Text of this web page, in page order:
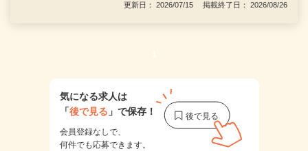
更新日： 2026/07/15 掲載終了日： 2026/08/26
1
気になる求人は
「後で見る 」で保存！
会員登録なしで、
何件でも応募できます。